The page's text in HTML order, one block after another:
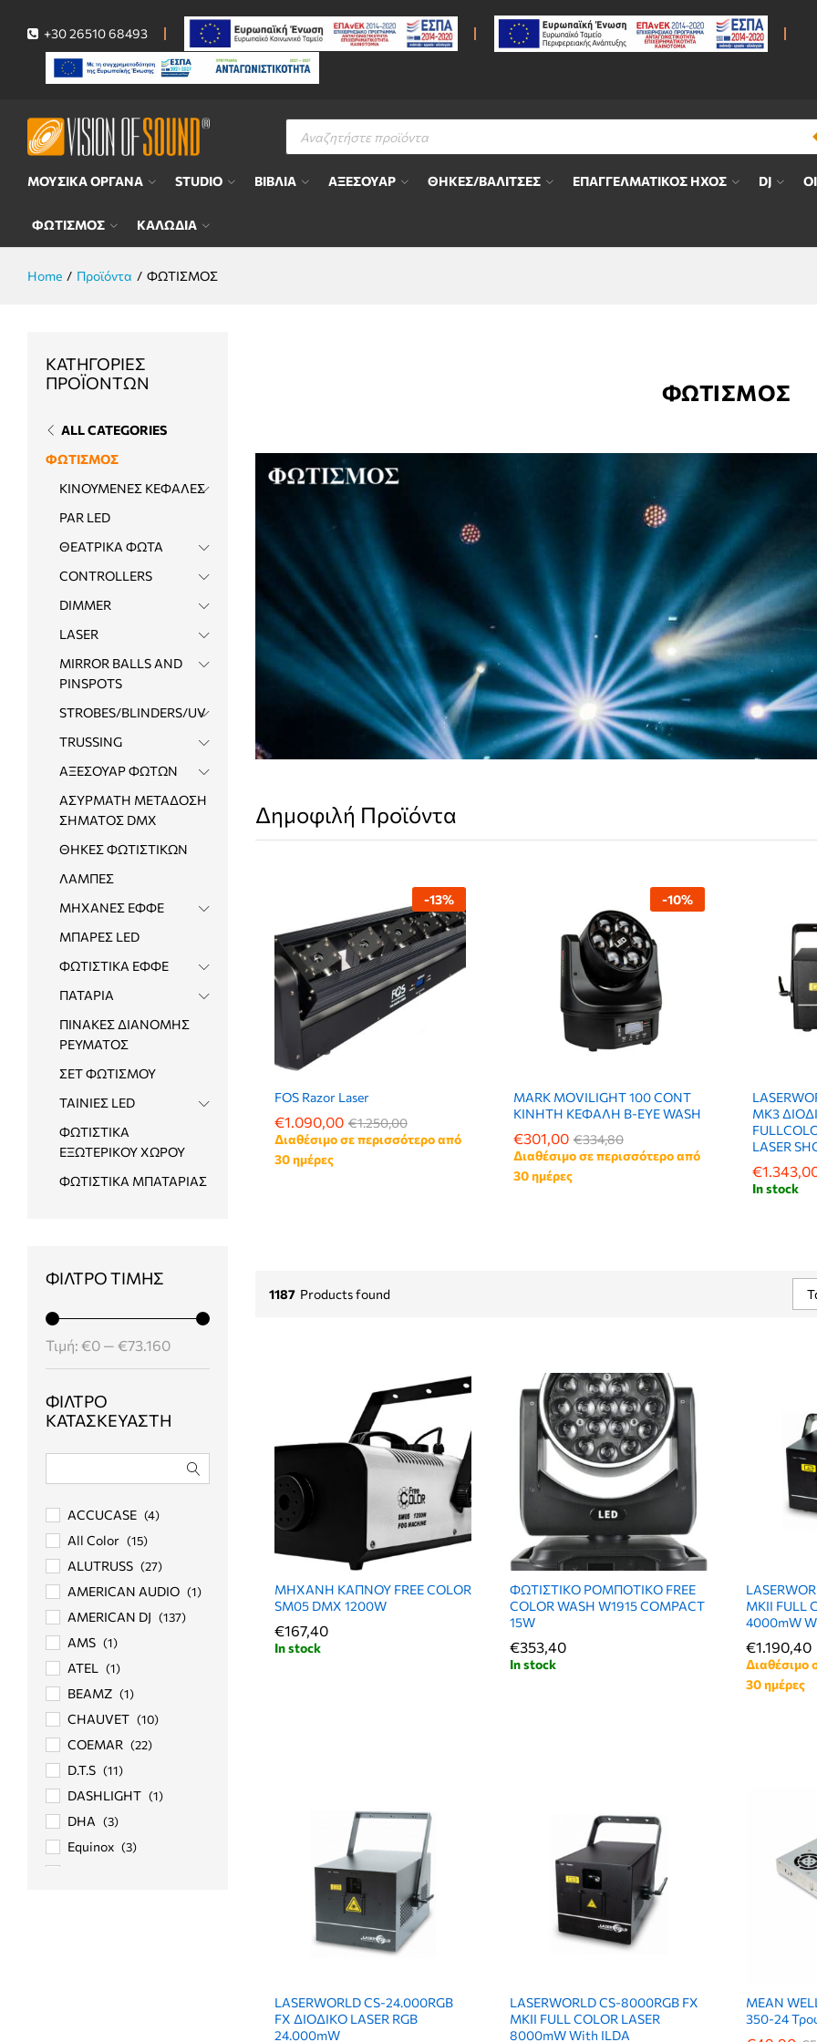
+30 26510 68493
Αναζήτηση
προϊόντων
ΜΟΥΣΙΚΑ ΟΡΓΑΝΑ STUDIO ΒΙΒΛΙΑ ΑΞΕΣΟΥΑΡ ΘΗΚΕΣ/ΒΑΛΙΤΣΕΣ ΕΠΑΓΓΕΛΜΑΤΙΚΟΣ ΗΧΟΣ DJ
ΦΩΤΙΣΜΟΣ ΚΑΛΩΔΙΑ
Home / Προϊόντα / ΦΩΤΙΣΜΟΣ
ΦΩΤΙΣΜΟΣ
Δημοφιλή Προϊόντα
-13%
FOS Razor Laser
€1.090,00 €1.250,00
€1.090,00 €1.250,00
Διαθέσιμο σε περισσότερο από
30 ημέρες
-10%
MARK MOVILIGHT 100 CONT
ΚΙΝΗΤΗ ΚΕΦΑΛΗ B-EYE WASH
€301,00 €334,80
€301,00 €334,80
Διαθέσιμο σε περισσότερο από
30 ημέρες
MK3
LASER
€
€
In stock
1187 Products found
ΜΗΧΑΝΗ ΚΑΠΝΟΥ FREE COLOR
SM05 DMX 1200W
€167,40
€167,40
In stock
ΦΩΤΙΣΤΙΚΟ ΡΟΜΠΟΤΙΚΟ FREE
COLOR WASH W1915 COMPACT
15W
€353,40
€353,40
In stock
MKII FULL
4000mW
€1.190,40
€1.190,40
Διαθέσιμο
30 ημέρες
LASERWORLD CS-24.000RGB
FX ΔΙΟΔΙΚΟ LASER RGB
24.000mW
LASERWORLD CS-8000RGB FX
MKII FULL COLOR LASER
8000mW With ILDA
MEAN
350-24
ΚΑΤΗΓΟΡΊΕΣ
ΠΡΟΪΌΝΤΩΝ
ALL CATEGORIES
ΦΩΤΙΣΜΟΣ
ΚΙΝΟΥΜΕΝΕΣ ΚΕΦΑΛΕΣ
PAR LED
ΘΕΑΤΡΙΚΑ ΦΩΤΑ
CONTROLLERS
DIMMER
LASER
MIRROR BALLS AND
PINSPOTS
STROBES/BLINDERS/UV
TRUSSING
ΑΞΕΣΟΥΑΡ ΦΩΤΩΝ
ΑΣΥΡΜΑΤΗ ΜΕΤΑΔΟΣΗ
ΣΗΜΑΤΟΣ DMX
ΘΗΚΕΣ ΦΩΤΙΣΤΙΚΩΝ
ΛΑΜΠΕΣ
ΜΗΧΑΝΕΣ ΕΦΦΕ
ΜΠΑΡΕΣ LED
ΦΩΤΙΣΤΙΚΑ ΕΦΦΕ
ΠΑΤΑΡΙΑ
ΠΙΝΑΚΕΣ ΔΙΑΝΟΜΗΣ
ΡΕΥΜΑΤΟΣ
ΣΕΤ ΦΩΤΙΣΜΟΥ
ΤΑΙΝΙΕΣ LED
ΦΩΤΙΣΤΙΚΑ
ΕΞΩΤΕΡΙΚΟΥ ΧΩΡΟΥ
ΦΩΤΙΣΤΙΚΑ ΜΠΑΤΑΡΙΑΣ
ΦΊΛΤΡΟ ΤΙΜΉΣ
τιμή
τιμή
Τιμή: €0 — €73.160
ΦΊΛΤΡΟ
ΚΑΤΑΣΚΕΥΑΣΤΉ
ACCUCASE (4)
All Color (15)
ALUTRUSS (27)
AMERICAN AUDIO (1)
AMERICAN DJ (137)
AMS (1)
ATEL (1)
BEAMZ (1)
CHAUVET (10)
COEMAR (22)
D.T.S (11)
DASHLIGHT (1)
DHA (3)
Equinox (3)